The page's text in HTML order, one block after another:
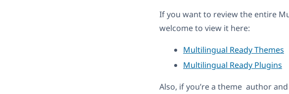
If you want to review the entire
welcome to view it here:
Multilingual Ready Themes
Multilingual Ready Plugins
Also, if you’re a theme author